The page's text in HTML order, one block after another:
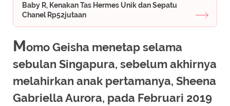
Baby R, Kenakan Tas Hermes Unik dan Sepatu
Chanel Rp52jutaan
Momo Geisha menetap selama
sebulan Singapura, sebelum akhirnya
melahirkan anak pertamanya, Sheena
Gabriella Aurora, pada Februari 2019